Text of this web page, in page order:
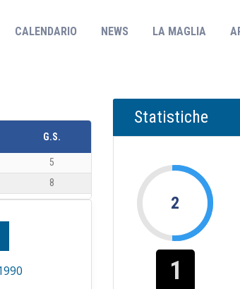
CALENDARIO NEWS LA MAGLIA
G.S.
5
8
Statistiche
2
1